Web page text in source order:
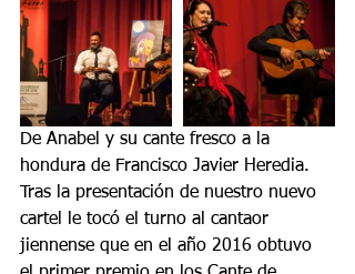
De Anabel y su cante fresco a la
hondura de Francisco Javier Heredia.
Tras la presentación de nuestro nuevo
cartel le tocó el turno al cantaor
jiennense que en el año 2016 obtuvo